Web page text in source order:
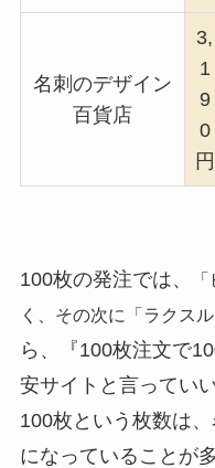
名刺のデザイン
百貨店
3,
1
9
0
円
100枚の発注では、
く、その次に「ラクス
ら、『100枚注文で
安サイトと言ってい
100枚という枚数は
になっていることが